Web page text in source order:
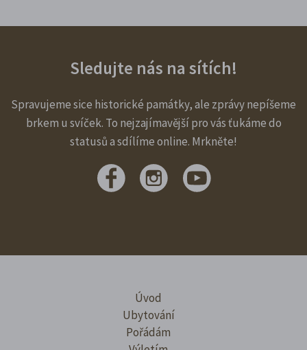
Sledujte nás na sítích!
Spravujeme sice historické památky, ale zprávy nepíšeme
brkem u svíček. To nejzajímavější pro vás ťukáme do
statusů a sdílíme online. Mrkněte!
Úvod
Ubytování
Pořádám